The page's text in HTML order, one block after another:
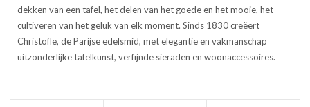
dekken van een tafel, het delen van het goede en het mooie, het
cultiveren van het geluk van elk moment. Sinds 1830 creëert
Christofle, de Parijse edelsmid, met elegantie en vakmanschap
uitzonderlijke tafelkunst, verfijnde sieraden en woonaccessoires.